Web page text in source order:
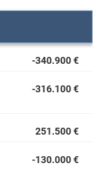
-340.900 €
-316.100 €
251.500 €
-130.000 €